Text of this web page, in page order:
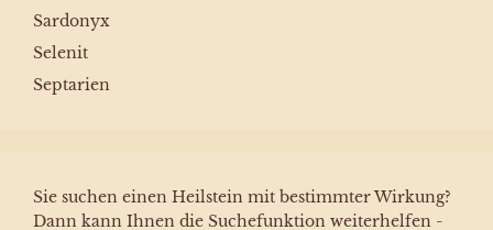
Sardonyx
Selenit
Septarien
Sie suchen einen Heilstein mit bestimmter Wirkung?
Dann kann Ihnen die Suchefunktion weiterhelfen -